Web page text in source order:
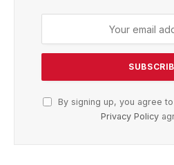
By signing up, you agree
Privacy Policy